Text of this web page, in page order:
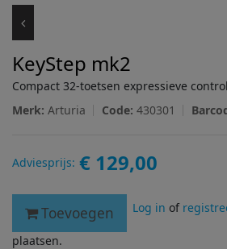
KeyStep mk2
Compact 32-toetsen expressieve
Merk: Arturia Code: 430301
Adviesprijs: € 129,00
Toevoegen Log in of
plaatsen.